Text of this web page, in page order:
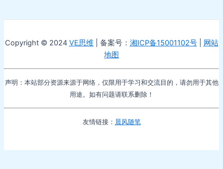
Copyright © 2024 VE思维 | 备案号： 湘ICP备15001102号| 网站
地图
声明：本站部分资源来源于网络，仅限用于学习和交流目的，请勿用于其他
用途。如有问题请联系删除！
友情链接： 晨风随笔